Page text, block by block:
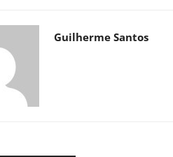
Guilherme Santos